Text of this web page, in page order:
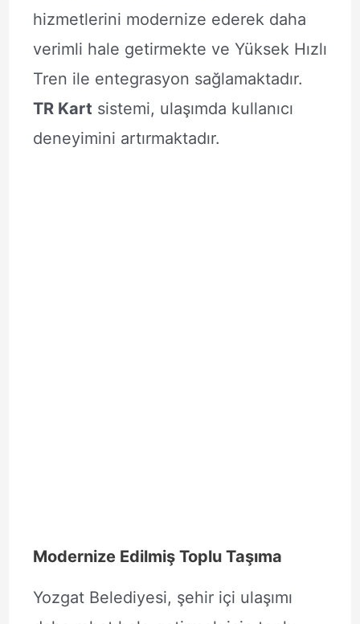
hizmetlerini modernize ederek daha
verimli hale getirmekte ve Yüksek Hızlı
Tren ile entegrasyon sağlamaktadır.
TR Kart sistemi, ulaşımda kullanıcı
deneyimini artırmaktadır.
Modernize Edilmiş Toplu Taşıma
Yozgat Belediyesi, şehir içi ulaşımı